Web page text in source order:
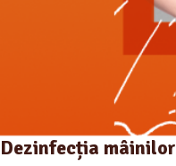
Dezinfecția mâinilor